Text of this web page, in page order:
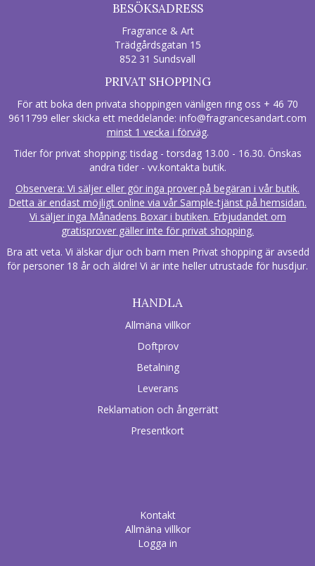
BESÖKSADRESS
Fragrance & Art
Trädgårdsgatan 15
852 31 Sundsvall
PRIVAT SHOPPING
För att boka den privata shoppingen vänligen ring oss + 46 70
9611799 eller skicka ett meddelande: info@fragrancesandart.com
minst 1 vecka i förväg.
Tider för privat shopping: tisdag - torsdag 13.00 - 16.30. Önskas
andra tider - vv.kontakta butik.
Observera: Vi säljer eller gör inga prover på begäran i vår butik.
Detta är endast möjligt online via vår Sample-tjänst på hemsidan.
Vi säljer inga Månadens Boxar i butiken. Erbjudandet om
gratisprover gäller inte för privat shopping.
Bra att veta. Vi älskar djur och barn men Privat shopping är avsedd
för personer 18 år och äldre! Vi är inte heller utrustade för husdjur.
HANDLA
Allmäna villkor
Doftprov
Betalning
Leverans
Reklamation och ångerrätt
Presentkort
Kontakt
Allmäna villkor
Logga in